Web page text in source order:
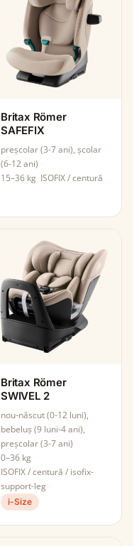
Britax Römer
SAFEFIX
preșcolar (3-7 ani), școlar
(6-12 ani)
15–36 kg ISOFIX / centură
Britax Römer
SWIVEL 2
nou-născut (0-12 luni),
bebeluș (9 luni-4 ani),
preșcolar (3-7 ani)
0–36 kg
ISOFIX / centură / isofix-
support-leg
i-Size